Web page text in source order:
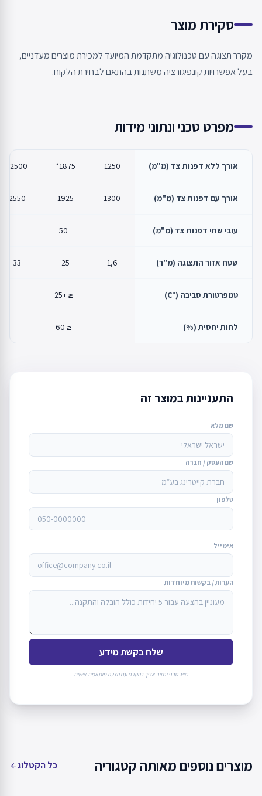
סקירת מוצר
מקרר תצוגה עם טכנולוגיה מתקדמת המיועד למכירת מוצרים מעדניים,
בעל אפשרויות קונפיגורציה משתנות בהתאם לבחירת הלקוח.
מפרט טכני ונתוני מידות
אורך ללא דפנות צד (מ"מ) 1250
1875*
2500*
אורך עם דפנות צד (מ"מ) 1300
1925
2550
עובי שתי דפנות צד (מ"מ) 50
שטח אזור התצוגה (מ"ר) 1,6
25
33
טמפרטורת סביבה (°C) ≤ +25
לחות יחסית (%) ≤ 60
התעניינות במוצר זה
שם מלא
שם העסק / חברה
טלפון
אימייל
הערות / בקשות מיוחדות
שלח בקשת מידע
נציג טכני יחזור אליך בהקדם עם הצעה מותאמת אישית
מוצרים נוספים מאותה קטגוריה כל הקטלוגarrow_back